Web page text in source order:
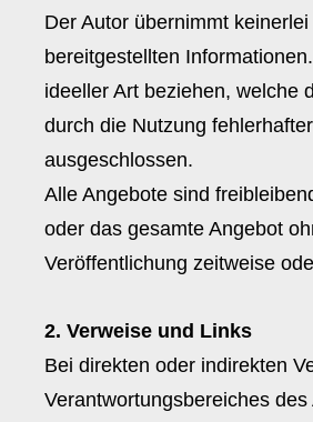
Der Autor übernimmt
bereitgestellten
ideeller Art beziehen, welche
durch die Nutzung
ausgeschlossen.
Alle Angebote sind
oder das gesamte Angebot
Veröffentlichung zeitweise
2. Verweise und Links
Bei direkten oder indirekten
Verantwortungsbereiches